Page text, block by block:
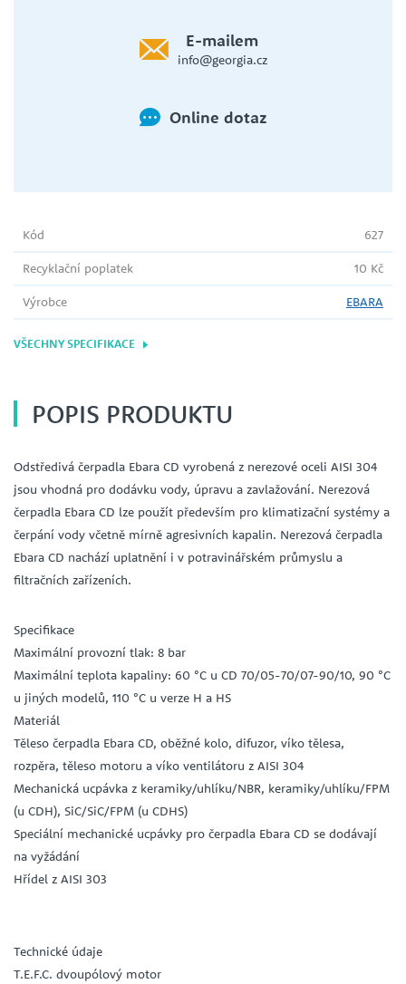
E-mailem
info@georgia.cz
Online dotaz
Kód 627
Recyklační poplatek 10 Kč
Výrobce EBARA
VŠECHNY SPECIFIKACE
POPIS PRODUKTU
Odstředivá čerpadla Ebara CD vyrobená z nerezové oceli AISI 304
jsou vhodná pro dodávku vody, úpravu a zavlažování. Nerezová
čerpadla Ebara CD lze použít především pro klimatizační systémy a
čerpání vody včetně mírně agresivních kapalin. Nerezová čerpadla
Ebara CD nachází uplatnění i v potravinářském průmyslu a
filtračních zařízeních.
Specifikace
Maximální provozní tlak: 8 bar
Maximální teplota kapaliny: 60 °C u CD 70/05-70/07-90/10, 90 °C
u jiných modelů, 110 °C u verze H a HS
Materiál
Těleso čerpadla Ebara CD, oběžné kolo, difuzor, víko tělesa,
rozpěra, těleso motoru a víko ventilátoru z AISI 304
Mechanická ucpávka z keramiky/uhlíku/NBR, keramiky/uhlíku/FPM
(u CDH), SiC/SiC/FPM (u CDHS)
Speciální mechanické ucpávky pro čerpadla Ebara CD se dodávají
na vyžádání
Hřídel z AISI 303
Technické údaje
T.E.F.C. dvoupólový motor